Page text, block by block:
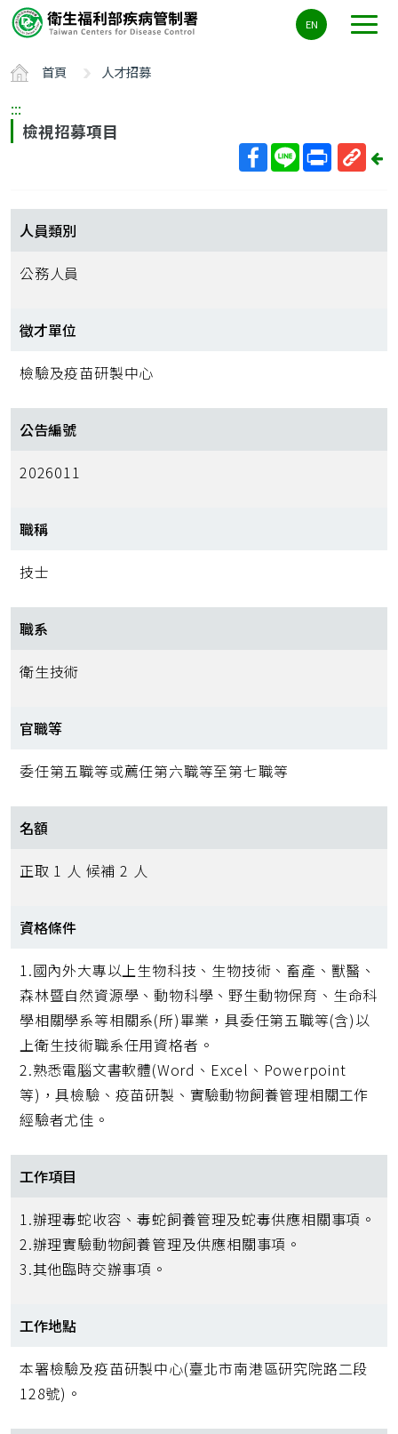
要
容
ALT+C
EN
首頁 人才招募
:::
檢視招募項目
回
人員類別
公務人員
徵才單位
檢驗及疫苗研製中心
公告編號
2026011
職稱
技士
職系
衛生技術
官職等
委任第五職等或薦任第六職等至第七職等
名額
正取 1 人 候補 2 人
資格條件
1.國內外大專以上生物科技、生物技術、畜產、獸醫、
森林暨自然資源學、動物科學、野生動物保育、生命科
學相關學系等相關系(所)畢業，具委任第五職等(含)以
上衛生技術職系任用資格者。
2.熟悉電腦文書軟體(Word、Excel、Powerpoint
等)，具檢驗、疫苗研製、實驗動物飼養管理相關工作
經驗者尤佳。
工作項目
1.辦理毒蛇收容、毒蛇飼養管理及蛇毒供應相關事項。
2.辦理實驗動物飼養管理及供應相關事項。
3.其他臨時交辦事項。
工作地點
本署檢驗及疫苗研製中心(臺北市南港區研究院路二段
128號)。